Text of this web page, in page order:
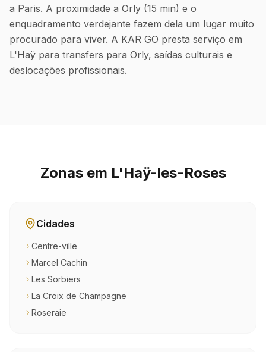
a Paris. A proximidade a Orly (15 min) e o
enquadramento verdejante fazem dela um lugar muito
procurado para viver. A KAR GO presta serviço em
L'Haÿ para transfers para Orly, saídas culturais e
deslocações profissionais.
Zonas em L'Haÿ-les-Roses
Cidades
Centre-ville
Marcel Cachin
Les Sorbiers
La Croix de Champagne
Roseraie